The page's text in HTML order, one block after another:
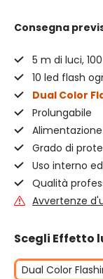
Consegna
5 m di luci,
10 led flash
Dual Color
Prolungabile
Grado di
Uso interno
Qualità
Avvertenze
Scegli Effetto
Dual Color